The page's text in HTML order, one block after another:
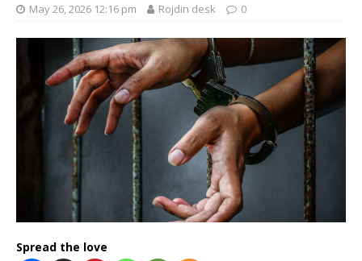
May 26, 2026 12:16 pm Rojdin desk 0
Spread the love